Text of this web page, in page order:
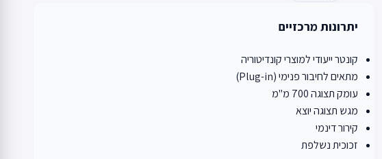
יתרונות מרכזיים
קונטר ייעודי למוצרי קונדיטוריה
מתאים לחיבור פנימי (Plug-in)
עומק תצוגה 700 מ"מ
מגש תצוגה יוצא
קירור דינמי
זכוכית נשלפת